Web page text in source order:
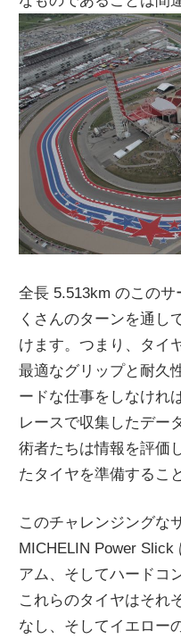
全長 5.513km のこの
くさんのターンを通し
けます。つまり、タイ
最適なグリップと耐久
ードな仕事をしなけれ
レースで収集したデー
術者たちは情報を評価
たタイヤを準備するこ
このチャレンジングな
MICHELIN Power Slick
アム、そしてハードコ
これらのタイヤはそれ
なし、そしてイエロー